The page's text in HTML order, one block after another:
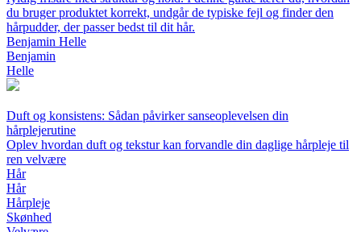
du bruger produktet korrekt, undgår de typiske fejl og finder den
hårpudder, der passer bedst til dit hår.
Benjamin Helle
Benjamin
Helle
Duft og konsistens: Sådan påvirker sanseoplevelsen din
hårplejerutine
Oplev hvordan duft og tekstur kan forvandle din daglige hårpleje til
ren velvære
Hår
Hår
Hårpleje
Skønhed